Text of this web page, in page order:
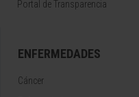
Portal de Transparencia
ENFERMEDADES
Cáncer